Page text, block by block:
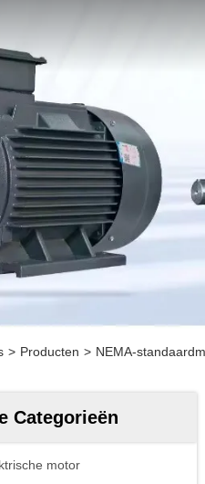
> Producten > NEMA-
Categorieën
motor